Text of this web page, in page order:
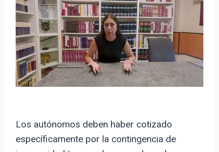
Los autónomos deben haber cotizado
específicamente por la contingencia de